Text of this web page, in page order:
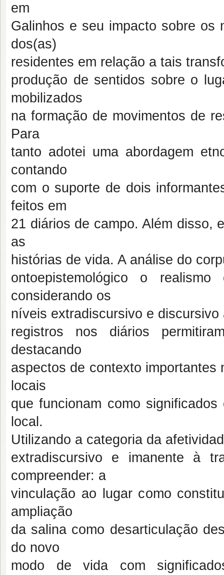
em
Galinhos e seu impacto sobre os
dos(as)
residentes em relação a tais
produção de sentidos sobre o
mobilizados
na formação de movimentos de
Para
tanto adotei uma abordagem
contando
com o suporte de dois
feitos em
21 diários de campo. Além disso,
as
histórias de vida. A análise do
ontoepistemológico o
considerando os
níveis extradiscursivo e
registros nos diários
destacando
aspectos de contexto
locais
que funcionam como
local.
Utilizando a categoria da
extradiscursivo e imanente à
compreender: a
vinculação ao lugar como
ampliação
da salina como desarticulação
do novo
modo de vida com